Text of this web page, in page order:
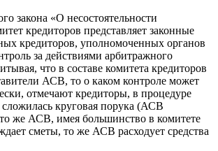
закона «О несостоятельности
кредиторов представляет законные
кредиторов, уполномоченных органов
за действиями арбитражного
что в составе комитета кредиторов
АСВ, то о каком контроле может
отмечают кредиторы, в процедуре
сложилась круговая порука (АСВ
то же АСВ, имея большинство в комитете
сметы, то же АСВ расходует средства